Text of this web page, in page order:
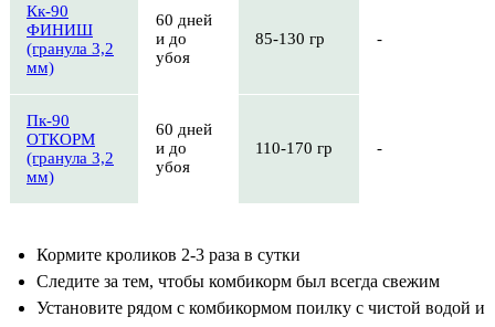
Кк-90
ФИНИШ
(гранула 3,2
мм)
60 дней
и до
убоя
85-130 гр -
Пк-90
ОТКОРМ
(гранула 3,2
мм)
60 дней
и до
убоя
110-170 гр -
Кормите кроликов 2-3 раза в сутки
Следите за тем, чтобы комбикорм был всегда свежим
Установите рядом с комбикормом поилку с чистой водой и